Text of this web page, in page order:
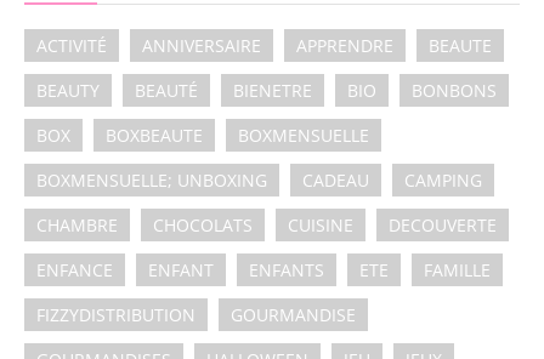
ACTIVITÉ ANNIVERSAIRE APPRENDRE
BEAUTE
BEAUTY
BEAUTÉ BIENETRE BIO
BONBONS
BOX
BOXBEAUTE
BOXMENSUELLE
BOXMENSUELLE; UNBOXING
CADEAU
CAMPING
CHAMBRE
CHOCOLATS CUISINE
DECOUVERTE
ENFANCE
ENFANT ENFANTS ETE
FAMILLE
FIZZYDISTRIBUTION
GOURMANDISE